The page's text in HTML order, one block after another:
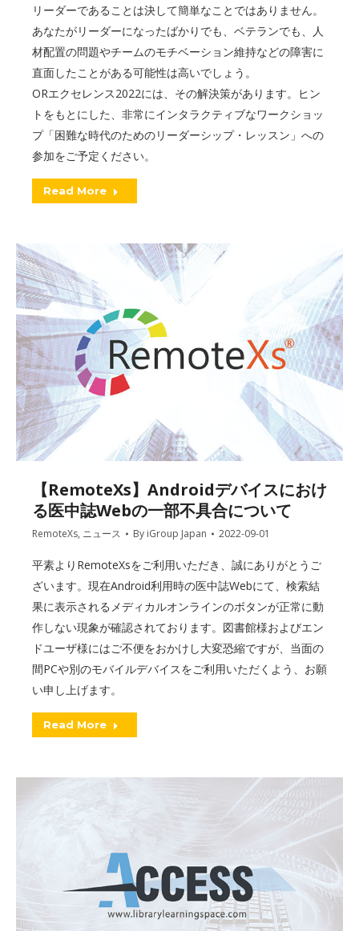
リーダーであることは決して簡単なことではありません。
あなたがリーダーになったばかりでも、ベテランでも、人
材配置の問題やチームのモチベーション維持などの障害に
直面したことがある可能性は高いでしょう。
ORエクセレンス2022には、その解決策があります。ヒン
トをもとにした、非常にインタラクティブなワークショッ
プ「困難な時代のためのリーダーシップ・レッスン」への
参加をご予定ください。
Read More
【RemoteXs】Androidデバイスにおけ
る医中誌Webの一部不具合について
RemoteXs, ニュース By iGroup Japan 2022-09-01
平素よりRemoteXsをご利用いただき、誠にありがとうご
ざいます。現在Android利用時の医中誌Webにて、検索結
果に表示されるメディカルオンラインのボタンが正常に動
作しない現象が確認されております。図書館様およびエン
ドユーザ様にはご不便をおかけし大変恐縮ですが、当面の
間PCや別のモバイルデバイスをご利用いただくよう、お願
い申し上げます。
Read More